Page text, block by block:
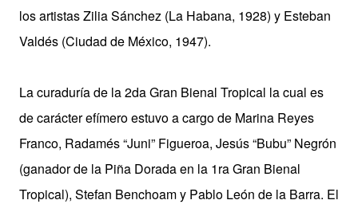
los artistas Zilia Sánchez (La Habana, 1928) y Esteban
Valdés (Ciudad de México, 1947).
La curaduría de la 2da Gran Bienal Tropical la cual es
de carácter efímero estuvo a cargo de Marina Reyes
Franco, Radamés “Juni” Figueroa, Jesús “Bubu” Negrón
(ganador de la Piña Dorada en la 1ra Gran Bienal
Tropical), Stefan Benchoam y Pablo León de la Barra. El